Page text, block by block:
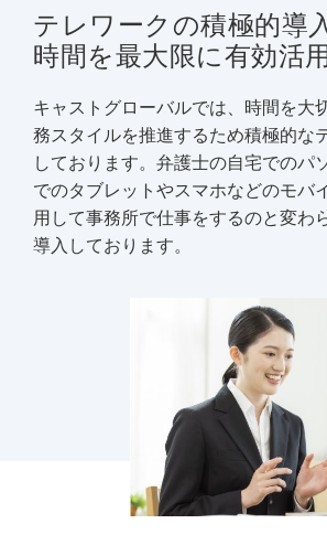
テレワークの積極的導
時間を最大限に有効活用
キャストグローバルでは、時間を大
務スタイルを推進するため積極的な
しております。弁護士の自宅でのパ
でのタブレットやスマホなどのモバ
用して事務所で仕事をするのと変わ
導入しております。